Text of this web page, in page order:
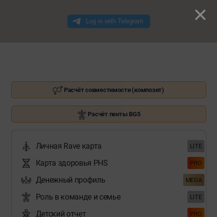
Расчёт совместимости (композит)
Расчёт пенты BG5
Личная Rave карта LITE
Карта здоровья PHS PRO
Денежный профиль MEGA
Роль в команде и семье LITE
Детский отчет PRO
×